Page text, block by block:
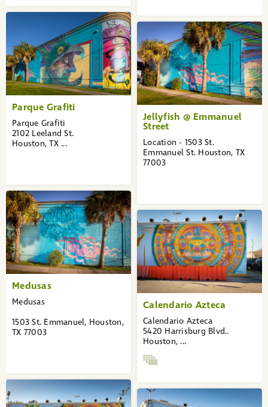
Parque Grafiti
Parque Grafiti
2102 Leeland St.
Houston, TX ...
Jellyfish @ Emmanuel
Street
Location - 1503 St.
Emmanuel St. Houston, TX
77003
Medusas
Medusas
1503 St. Emmanuel, Houston,
TX 77003
Calendario Azteca
Calendario Azteca
5420 Harrisburg Blvd..
Houston, ...